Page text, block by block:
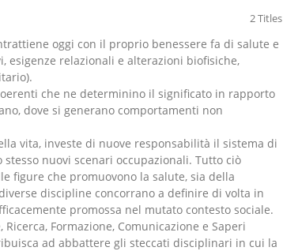
2 Titles
oggi con il proprio benessere fa di salute e
relazionali e alterazioni biofisiche,
che ne determinino il significato in rapporto
dove si generano comportamenti non
vita, investe di nuove responsabilità il sistema di
nuovi scenari occupazionali. Tutto ciò
figure che promuovono la salute, sia della
discipline concorrano a definire di volta in
promossa nel mutato contesto sociale.
Formazione, Comunicazione e Saperi
ad abbattere gli steccati disciplinari in cui la